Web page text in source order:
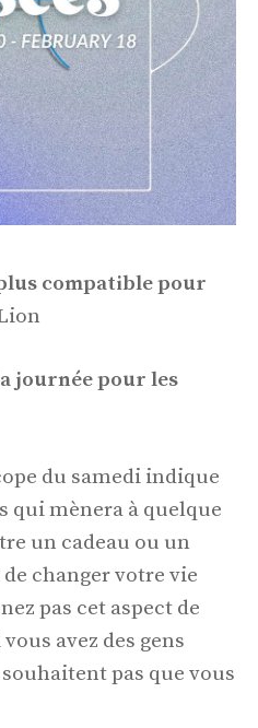
compatible pour
journée pour les
du samedi indique
qui mènera à quelque
un cadeau ou un
changer votre vie
pas cet aspect de
avez des gens
pas que vous